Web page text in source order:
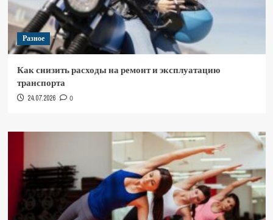
Разное
Как снизить расходы на ремонт и эксплуатацию
транспорта
24.07.2026 0